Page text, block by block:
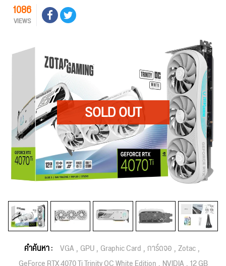
1086
VIEWS
คำค้นหา : VGA GPU Graphic Card การ์ดจอ Zotac